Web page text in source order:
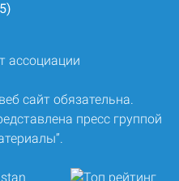
ассоциации
сайт обязательна.
пресс группой